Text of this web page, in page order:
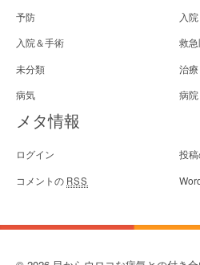
予防
入院
入院＆手術
救
未分類
治療
病気
病
メタ情報
ログイン 投
コメントの RSS